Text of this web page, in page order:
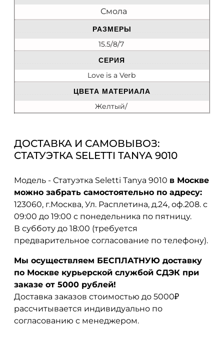
Смола
РАЗМЕРЫ
15.5/8/7
СЕРИЯ
Love is a Verb
ЦВЕТА МАТЕРИАЛА
Желтый/
ДОСТАВКА И САМОВЫВОЗ:
СТАТУЭТКА SELETTI TANYA 9010
Модель - Статуэтка Seletti Tanya 9010 в Москве
можно забрать самостоятельно по адресу:
123060, г.Москва, Ул. Расплетина, д.24, оф.208. с
09:00 до 19:00 с понедельника по пятницу.
В субботу до 18:00 (требуется
предварительное согласование по телефону).
Мы осуществляем БЕСПЛАТНУЮ доставку
по Москве курьерской службой СДЭК при
заказе от 5000 рублей!
Доставка заказов стоимостью до 5000₽
рассчитывается индивидуально по
согласованию с менеджером.